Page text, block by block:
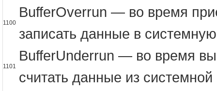
1100
BufferOverrun — во время
записать данные в
1101
BufferUnderrun — во время
считать данные из